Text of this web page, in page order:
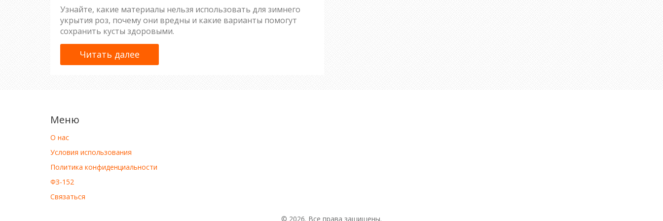
Узнайте, какие материалы нельзя использовать для зимнего
укрытия роз, почему они вредны и какие варианты помогут
сохранить кусты здоровыми.
Читать далее
Меню
О нас
Условия использования
Политика конфиденциальности
ФЗ-152
Связаться
© 2026. Все права защищены.